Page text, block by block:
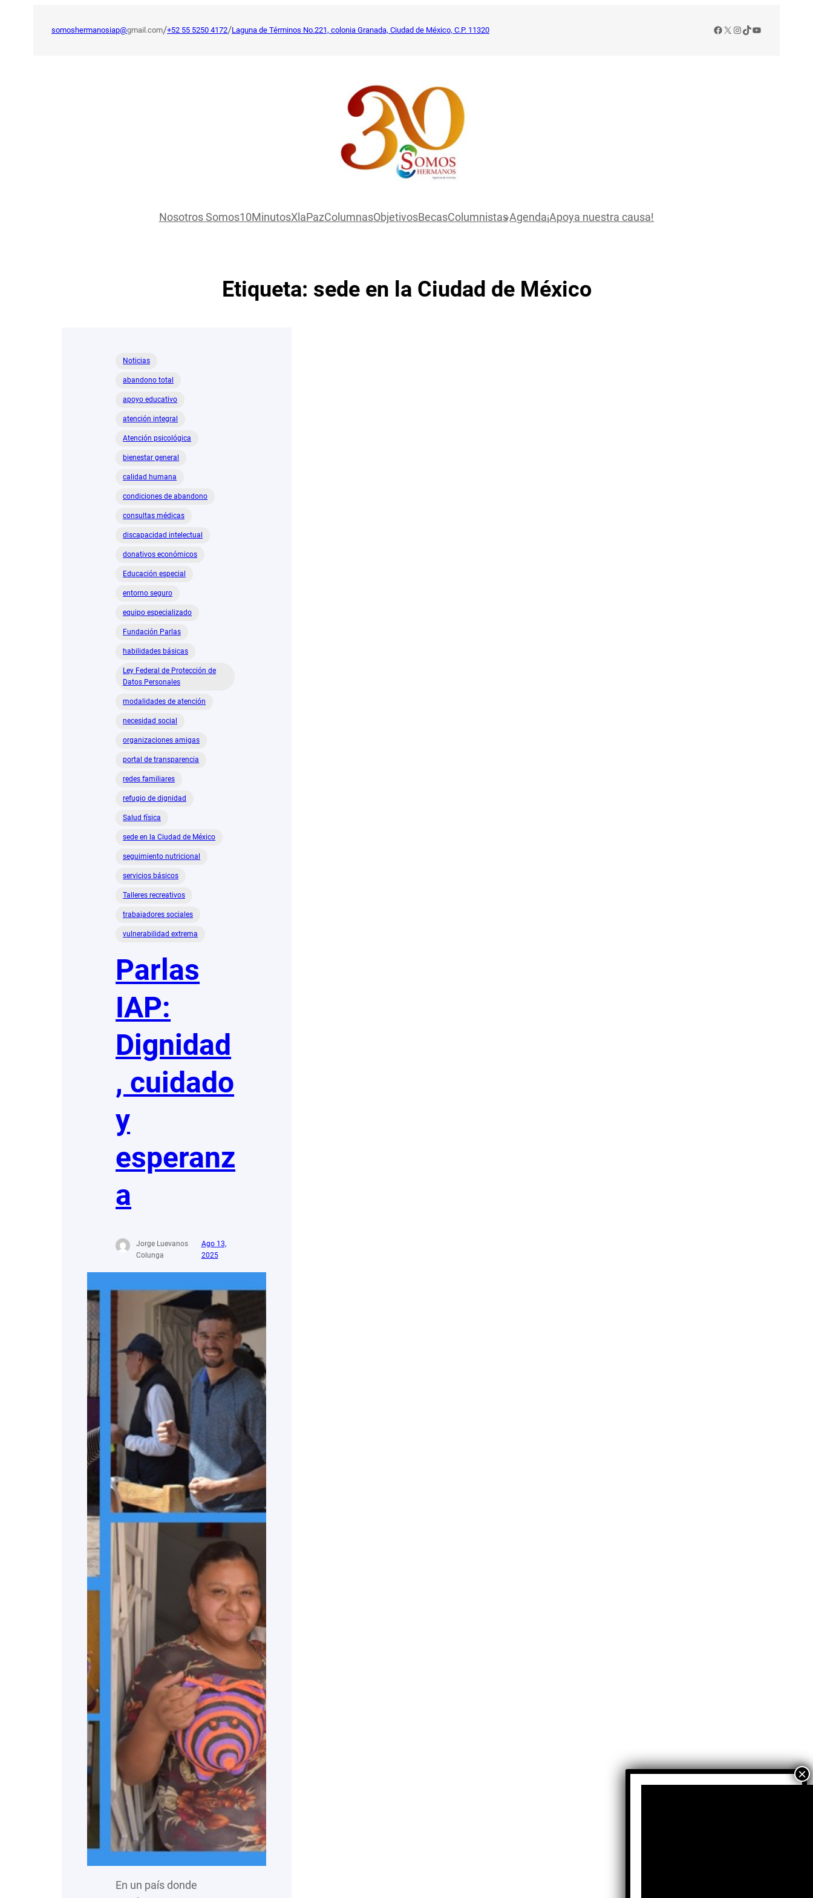
somoshermanosiap@gmail.com/+52 55 5250 4172/Laguna de Términos No.221, colonia Granada, Ciudad de México, C.P. 11320 Facebook
X Instagram
TikTok
YouTube
Nosotros Somos10MinutosXlaPazColumnasObjetivosBecasColumnistasAgenda¡Apoya nuestra causa!
Etiqueta: sede en la Ciudad de México
Noticias
abandono total
apoyo educativo
atención integral
Atención psicológica
bienestar general
calidad humana
condiciones de abandono
consultas médicas
discapacidad intelectual
donativos económicos
Educación especial
entorno seguro
equipo especializado
Fundación Parlas
habilidades básicas
Ley Federal de Protección de
Datos Personales
modalidades de atención
necesidad social
organizaciones amigas
portal de transparencia
redes familiares
refugio de dignidad
Salud física
sede en la Ciudad de México
seguimiento nutricional
servicios básicos
Talleres recreativos
trabajadores sociales
vulnerabilidad extrema
Parlas
IAP:
Dignidad
, cuidado
y
esperanz
a
Jorge Luevanos
Colunga
Ago 13,
2025
En un país donde